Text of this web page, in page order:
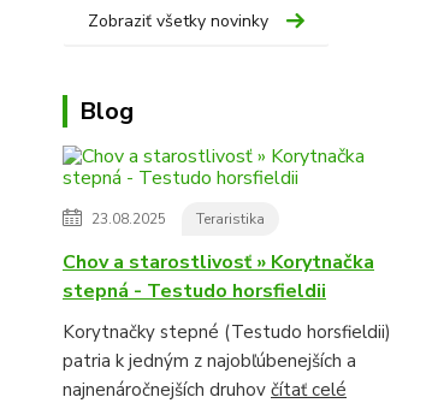
Zobraziť všetky novinky
Blog
23.08.2025 Teraristika
Chov a starostlivosť » Korytnačka
stepná - Testudo horsfieldii
Korytnačky stepné (Testudo horsfieldii)
patria k jedným z najobľúbenejších a
najnenáročnejších druhov čítať celé